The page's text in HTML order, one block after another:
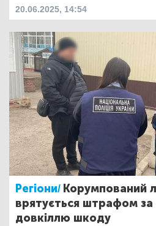
20.06.2025, 14:54
Регіони/ Корумпований
врятується штрафом за
довкіллю шкоду